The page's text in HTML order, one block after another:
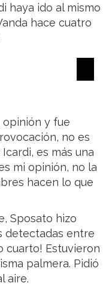
haya ido al mismo
hace cuatro
opinión y fue
no es
es más una
mi opinión, no la
hacen lo que
Sposato hizo
detectadas entre
cuarto! Estuvieron
palmera. Pidió
aire.